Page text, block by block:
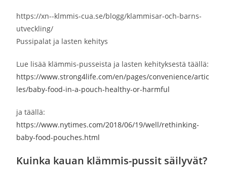
https://xn--klmmis-cua.se/blogg/klammisar-och-barns-
utveckling/
Pussipalat ja lasten kehitys
Lue lisää klämmis-pusseista ja lasten kehityksestä täällä:
https://www.strong4life.com/en/pages/convenience/artic
les/baby-food-in-a-pouch-healthy-or-harmful
ja täällä:
https://www.nytimes.com/2018/06/19/well/rethinking-
baby-food-pouches.html
Kuinka kauan klämmis-pussit säilyvät?